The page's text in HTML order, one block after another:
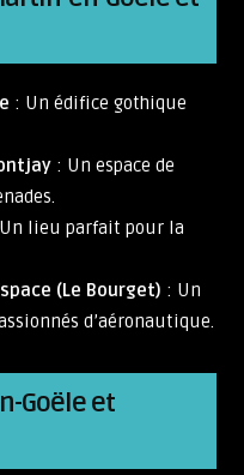
: Un édifice gothique
: Un espace de
lieu parfait pour la
(Le Bourget) : Un
d’aéronautique.
Goële et